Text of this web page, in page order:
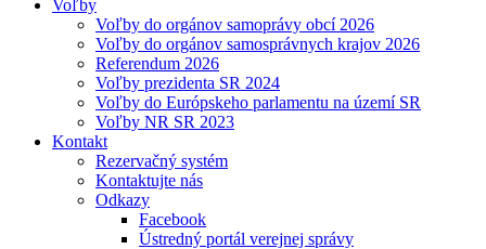
Voľby
Voľby do orgánov samoprávy obcí 2026
Voľby do orgánov samosprávnych krajov 2026
Referendum 2026
Voľby prezidenta SR 2024
Voľby do Európskeho parlamentu na území SR
Voľby NR SR 2023
Kontakt
Rezervačný systém
Kontaktujte nás
Odkazy
Facebook
Ústredný portál verejnej správy